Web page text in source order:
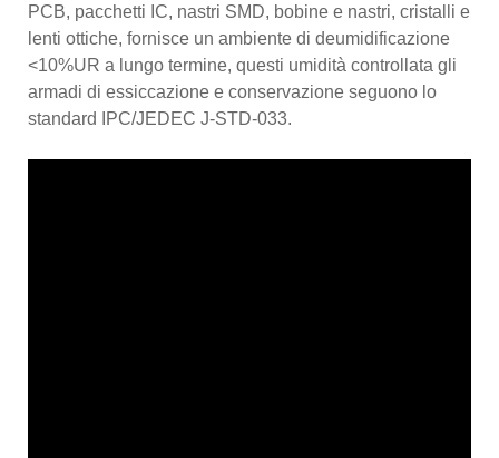
PCB, pacchetti IC, nastri SMD, bobine e nastri, cristalli e
lenti ottiche, fornisce un ambiente di deumidificazione
<10%UR a lungo termine, questi umidità controllata gli
armadi di essiccazione e conservazione seguono lo
standard IPC/JEDEC J-STD-033.